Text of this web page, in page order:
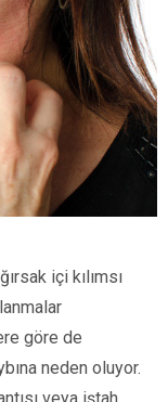
içi kılımsı
göre de
neden oluyor.